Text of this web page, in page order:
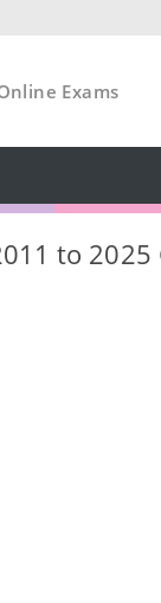
Exams
to 2025